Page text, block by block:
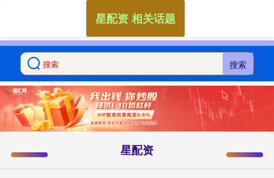
搜索
星配资
星配资 相关话题